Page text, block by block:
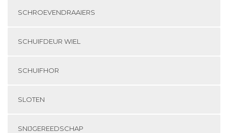
SCHROEVENDRAAIERS
SCHUIFDEUR WIEL
SCHUIFHOR
SLOTEN
SNIJGEREEDSCHAP